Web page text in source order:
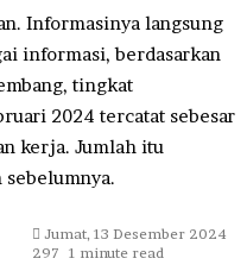
Informasinya langsung
informasi, berdasarkan
tingkat
2024 tercatat sebesar
kerja. Jumlah itu
Send
an
Jumat, 13 Desember 2024
297 1 minute read